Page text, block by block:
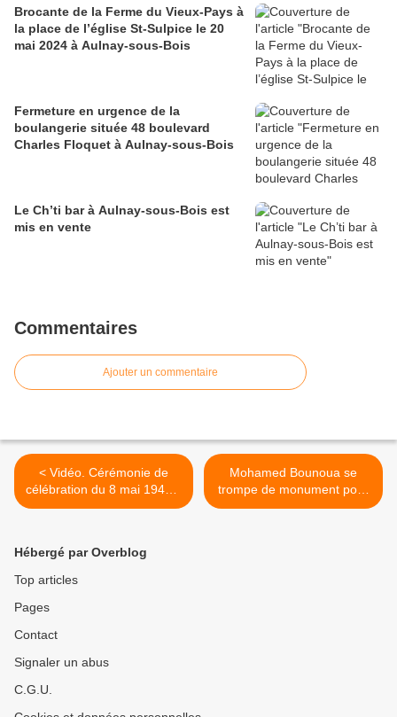
Brocante de la Ferme du Vieux-Pays à
la place de l’église St-Sulpice le 20
mai 2024 à Aulnay-sous-Bois
Fermeture en urgence de la
boulangerie située 48 boulevard
Charles Floquet à Aulnay-sous-Bois
Le Ch’ti bar à Aulnay-sous-Bois est
mis en vente
Commentaires
Ajouter un commentaire
< Vidéo. Cérémonie de
célébration du 8 mai 1945 à
Aulnay-sous-Bois
Mohamed Bounoua se
trompe de monument pour
la célébration du 8 mai
Hébergé par Overblog
Top articles
Pages
Contact
Signaler un abus
C.G.U.